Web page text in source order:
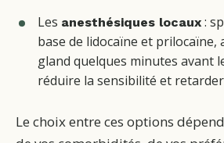
Les anesthésiques locaux :
base de lidocaïne et prilocaïne,
gland quelques minutes avant
réduire la sensibilité et
Le choix entre ces options